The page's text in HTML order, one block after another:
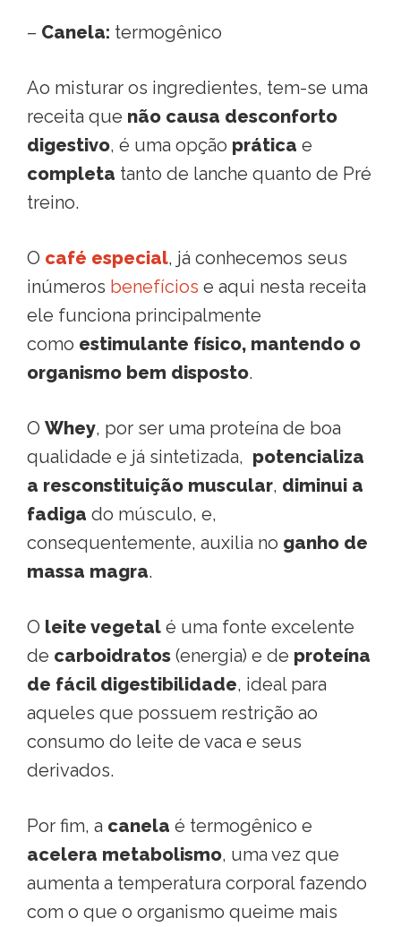
– Canela: termogênico
Ao misturar os ingredientes, tem-se uma
receita que não causa desconforto
digestivo, é uma opção prática e
completa tanto de lanche quanto de Pré
treino.
O café especial, já conhecemos seus
inúmeros benefícios e aqui nesta receita
ele funciona principalmente
como estimulante físico, mantendo o
organismo bem disposto.
O Whey, por ser uma proteína de boa
qualidade e já sintetizada, potencializa
a resconstituição muscular, diminui a
fadiga do músculo, e,
consequentemente, auxilia no ganho de
massa magra.
O leite vegetal é uma fonte excelente
de carboidratos (energia) e de proteína
de fácil digestibilidade, ideal para
aqueles que possuem restrição ao
consumo do leite de vaca e seus
derivados.
Por fim, a canela é termogênico e
acelera metabolismo, uma vez que
aumenta a temperatura corporal fazendo
com o que o organismo queime mais